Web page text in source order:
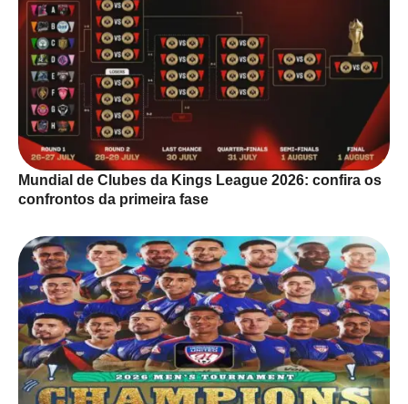
Mundial de Clubes da Kings League 2026: confira os
confrontos da primeira fase